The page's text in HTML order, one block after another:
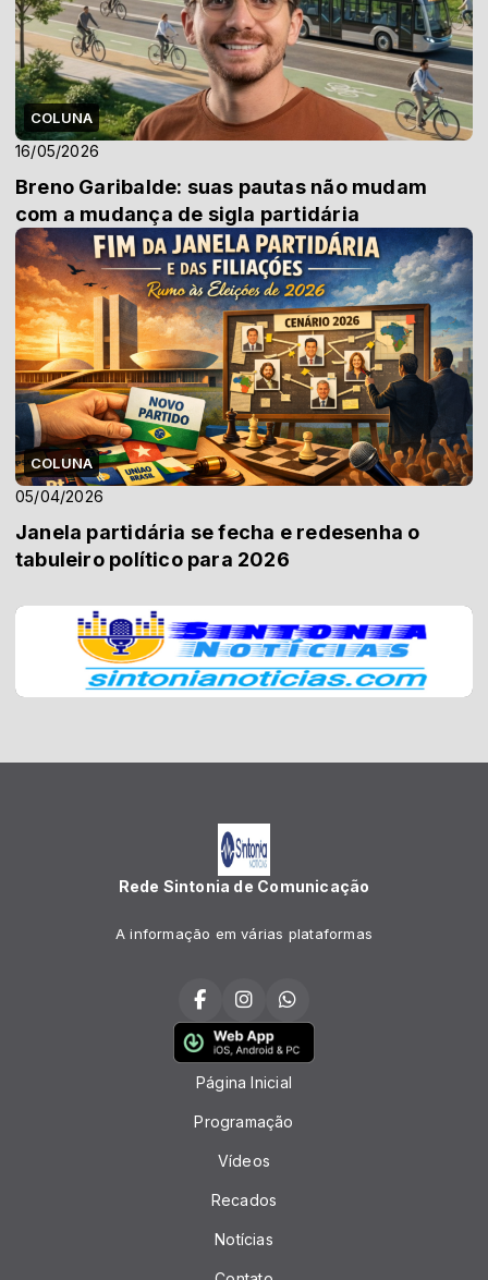
COLUNA
16/05/2026
Breno Garibalde: suas pautas não mudam
com a mudança de sigla partidária
COLUNA
05/04/2026
Janela partidária se fecha e redesenha o
tabuleiro político para 2026
Rede Sintonia de Comunicação
A informação em várias plataformas
Página Inicial
Programação
Vídeos
Recados
Notícias